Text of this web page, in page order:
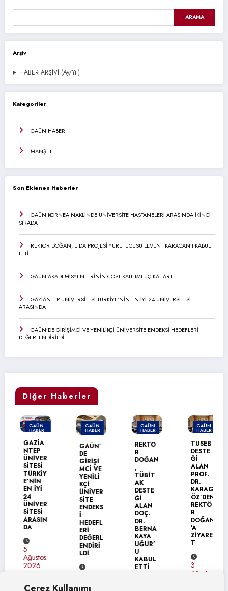
ARAMA
Arşiv
HABER ARŞİVİ (Ay/Yıl)
Kategoriler
GAÜN HABER
MANŞET
Son Eklenen Haberler
GAÜN KORNEA NAKLİNDE ÜNİVERSİTE HASTANELERİ ARASINDA İKİNCİ
SIRADA
REKTÖR DOĞAN, EIDA PROJESİ YÜRÜTÜCÜSÜ LEVENT KARACAN’I KABUL
ETTİ
GAÜN AKADEMİSYENLERİNİN COST KATILIMI ÜÇ KAT ARTTI
GAZİANTEP ÜNİVERSİTESİ TÜRKİYE’NİN EN İYİ 24 ÜNİVERSİTESİ
ARASINDA
GAÜN’DE GİRİŞİMCİ VE YENİLİKÇİ ÜNİVERSİTE ENDEKSİ HEDEFLERİ
DEĞERLENDİRİLDİ
Diğer Haberler
GAÜN
HABER
MANŞET
GAZİA
NTEP
ÜNİVER
SİTESİ
TÜRKİY
E’NİN
EN İYİ
24
ÜNİVER
SİTESİ
ARASIN
DA
Ağustos
2026
GAÜN
HABER
GAÜN’
DE
GİRİŞİ
MCİ VE
YENİLİ
KÇİ
ÜNİVER
SİTE
ENDEKS
HEDEFL
ERİ
DEĞERL
ENDİRİ
LDİ
GAÜN
HABER
REKTÖ
DOĞAN
TÜBİT
AK
DESTE
Ğİ
ALAN
DOÇ.
DR.
BERNA
KAYA
UĞUR’
KABUL
ETTİ
GAÜN
HABER
TÜSEB
DESTE
Ğİ
ALAN
PROF.
DR.
KARAG
ÖZ’DEN
REKTÖ
DOĞAN
’A
ZİYARE
Ağustos